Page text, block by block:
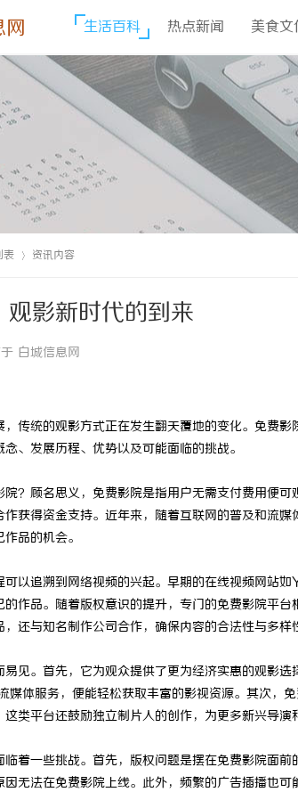
网 生活百科 热点新闻 美食文
表 资讯内容
观影新时代的到来
白城信息网
，传统的观影方式正在发生翻天覆地的变化。免费
、发展历程、优势以及可能面临的挑战。
院？顾名思义，免费影院是指用户无需支付费用便
作获得资金支持。近年来，随着互联网的普及和流
品的机会。
可以追溯到网络视频的兴起。早期的在线视频网站
的作品。随着版权意识的提升，专门的免费影院
还与知名制作公司合作，确保内容的合法性与多样
易见。首先，它为观众提供了更为经济实惠的观影
媒体服务，便能轻松获取丰富的影视资源。其次，
类平台还鼓励独立制片人的创作，为更多新兴导演
临着一些挑战。首先，版权问题是摆在免费影院面
无法在免费影院上线。此外，频繁的广告插播也